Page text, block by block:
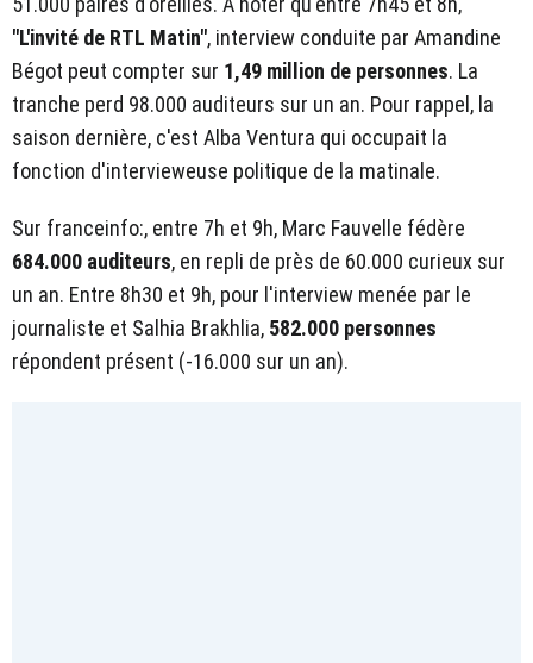
"L'invité de RTL Matin", interview conduite par Amandine
Bégot peut compter sur 1,49 million de personnes. La
tranche perd 98.000 auditeurs sur un an. Pour rappel, la
saison dernière, c'est Alba Ventura qui occupait la
fonction d'intervieweuse politique de la matinale.
Sur franceinfo:, entre 7h et 9h, Marc Fauvelle fédère
684.000 auditeurs, en repli de près de 60.000 curieux sur
un an. Entre 8h30 et 9h, pour l'interview menée par le
journaliste et Salhia Brakhlia, 582.000 personnes
répondent présent (-16.000 sur un an).